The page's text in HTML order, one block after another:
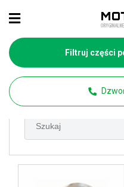
Filtruj części
Strona główna Części